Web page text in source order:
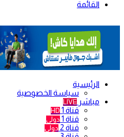
القائمة
الرئيسية
سياسة الخصوصية
مباشر LIVE
قناة 1 HD
قناة 1 دولي
قناة 2 دولي